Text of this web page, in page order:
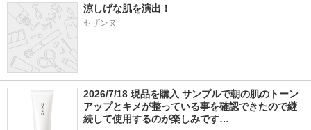
涼しげな肌を演出！
セザンヌ
2026/7/18 現品を購入 サンプルで朝の肌のトーン
アップとキメが整っている事を確認できたので継
続して使用するのが楽しみです…